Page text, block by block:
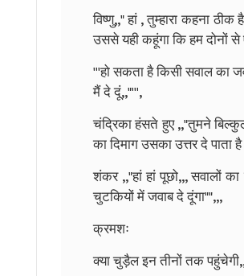
विष्णु,," हां , तुम्हारा कहना
उससे यही कहूंगा कि हम दोनों
'''हो सकता है किसी सवाल का
मैं दे दूं,,"''',
चंद्रिका हंसते हुए ,,"तुमने
का दिमाग उसका उत्तर दे पाता
शंकर ,,"हां हां पूछो,,, सवालों
चुटकियों में जवाब दे दूंगा"",,,
क्रमशः
क्या चुड़ैल इन तीनों तक